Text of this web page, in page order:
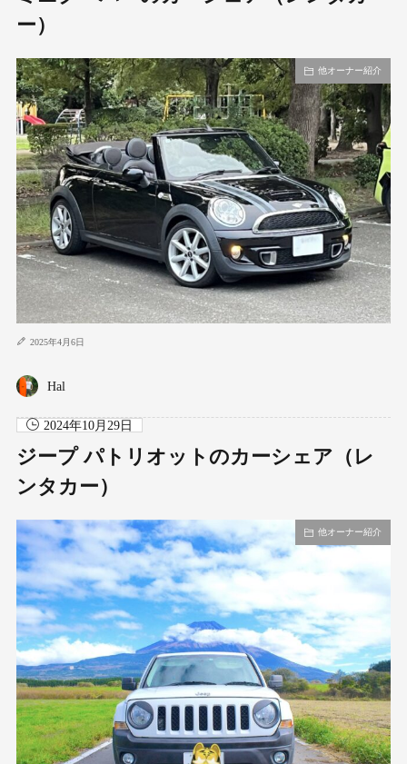
ー）
他オーナー紹介
2025年4月6日
Hal
2024年10月29日
ジープ パトリオットのカーシェア（レ
ンタカー）
他オーナー紹介